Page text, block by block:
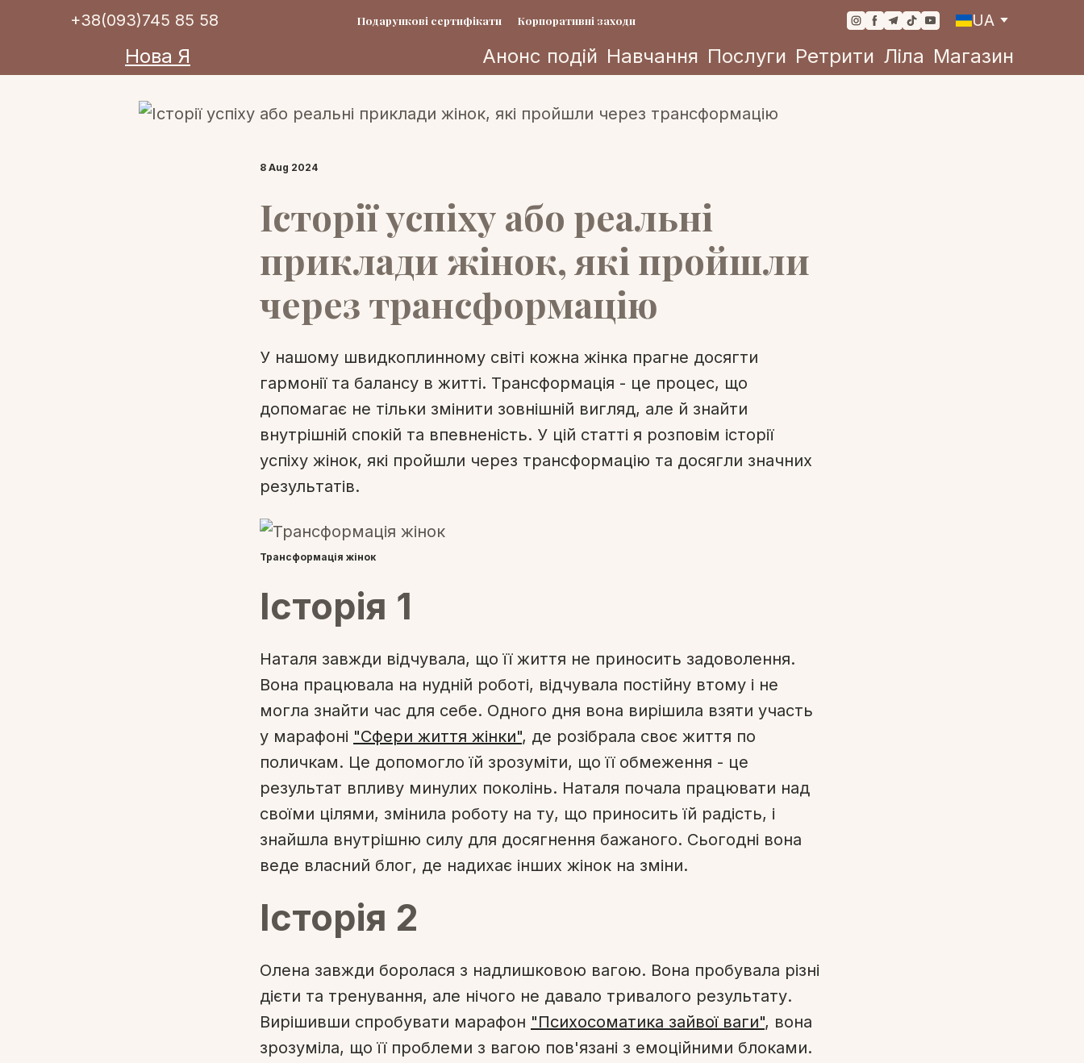
+38(093)745 85 58 Подарункові сертифікати Корпоративні заходи UA
Нова Я Анонс подій Навчання Послуги Ретрити Ліла Магазин
8 Aug 2024
Історії успіху або реальні
приклади жінок, які пройшли
через трансформацію
У нашому швидкоплинному світі кожна жінка прагне досягти
гармонії та балансу в житті. Трансформація - це процес, що
допомагає не тільки змінити зовнішній вигляд, але й знайти
внутрішній спокій та впевненість. У цій статті я розповім історії
успіху жінок, які пройшли через трансформацію та досягли значних
результатів.
Трансформація жінок
Історія 1
Наталя завжди відчувала, що її життя не приносить задоволення.
Вона працювала на нудній роботі, відчувала постійну втому і не
могла знайти час для себе. Одного дня вона вирішила взяти участь
у марафоні "Сфери життя жінки", де розібрала своє життя по
поличкам. Це допомогло їй зрозуміти, що її обмеження - це
результат впливу минулих поколінь. Наталя почала працювати над
своїми цілями, змінила роботу на ту, що приносить їй радість, і
знайшла внутрішню силу для досягнення бажаного. Сьогодні вона
веде власний блог, де надихає інших жінок на зміни.
Історія 2
Олена завжди боролася з надлишковою вагою. Вона пробувала різні
дієти та тренування, але нічого не давало тривалого результату.
Вирішивши спробувати марафон "Психосоматика зайвої ваги", вона
зрозуміла, що її проблеми з вагою пов'язані з емоційними блоками.